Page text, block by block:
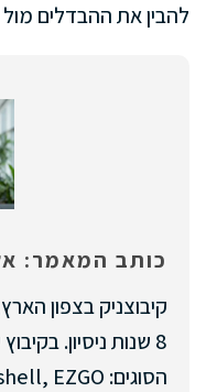
להבין את ההבדלים מול
כותב המאמר:
קיבוצניק בצפון
8 שנות ניסיון.